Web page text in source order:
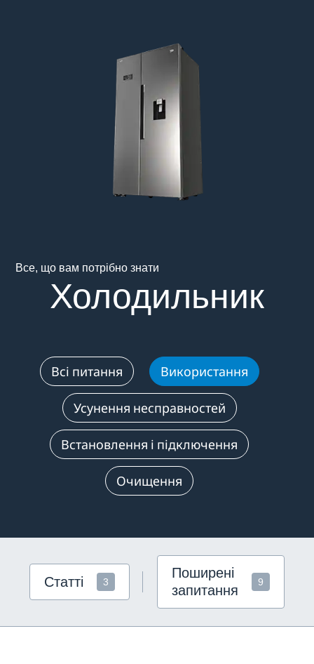
Все, що вам потрібно знати
Холодильник
Всі питання Використання
Усунення несправностей
Встановлення і підключення
Очищення
Статті 3
Поширені
запитання
9